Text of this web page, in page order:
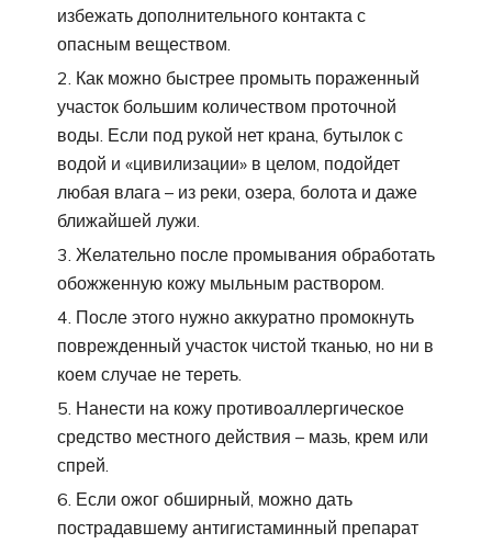
избежать дополнительного контакта с
опасным веществом.
Как можно быстрее промыть пораженный
участок большим количеством проточной
воды. Если под рукой нет крана, бутылок с
водой и «цивилизации» в целом, подойдет
любая влага – из реки, озера, болота и даже
ближайшей лужи.
Желательно после промывания обработать
обожженную кожу мыльным раствором.
После этого нужно аккуратно промокнуть
поврежденный участок чистой тканью, но ни в
коем случае не тереть.
Нанести на кожу противоаллергическое
средство местного действия – мазь, крем или
спрей.
Если ожог обширный, можно дать
пострадавшему антигистаминный препарат